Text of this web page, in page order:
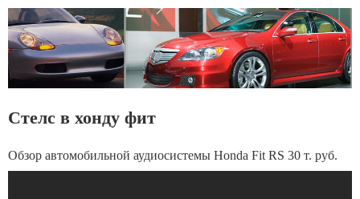
Стелс в хонду фит
Обзор автомобильной аудиосистемы Honda Fit RS 30 т. руб.